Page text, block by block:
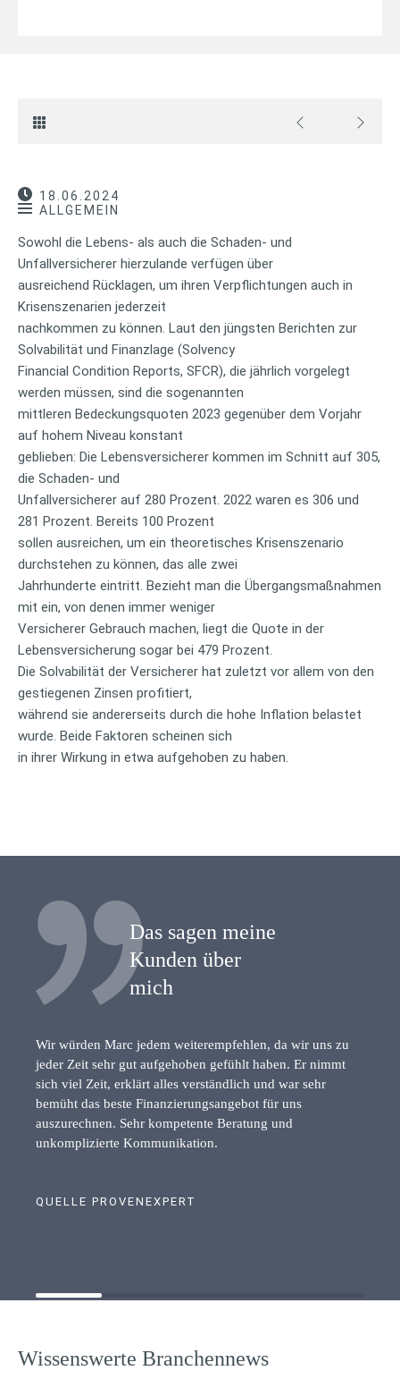
18.06.2024
ALLGEMEIN
Sowohl die Lebens- als auch die Schaden- und
Unfallversicherer hierzulande verfügen über
ausreichend Rücklagen, um ihren Verpflichtungen auch in
Krisenszenarien jederzeit
nachkommen zu können. Laut den jüngsten Berichten zur
Solvabilität und Finanzlage (Solvency
Financial Condition Reports, SFCR), die jährlich vorgelegt
werden müssen, sind die sogenannten
mittleren Bedeckungsquoten 2023 gegenüber dem Vorjahr
auf hohem Niveau konstant
geblieben: Die Lebensversicherer kommen im Schnitt auf 305,
die Schaden- und
Unfallversicherer auf 280 Prozent. 2022 waren es 306 und
281 Prozent. Bereits 100 Prozent
sollen ausreichen, um ein theoretisches Krisenszenario
durchstehen zu können, das alle zwei
Jahrhunderte eintritt. Bezieht man die Übergangsmaßnahmen
mit ein, von denen immer weniger
Versicherer Gebrauch machen, liegt die Quote in der
Lebensversicherung sogar bei 479 Prozent.
Die Solvabilität der Versicherer hat zuletzt vor allem von den
gestiegenen Zinsen profitiert,
während sie andererseits durch die hohe Inflation belastet
wurde. Beide Faktoren scheinen sich
in ihrer Wirkung in etwa aufgehoben zu haben.
Das sagen meine
Kunden über
mich
Wir würden Marc jedem weiterempfehlen, da wir uns zu
jeder Zeit sehr gut aufgehoben gefühlt haben. Er nimmt
sich viel Zeit, erklärt alles verständlich und war sehr
bemüht das beste Finanzierungsangebot für uns
auszurechnen. Sehr kompetente Beratung und
unkomplizierte Kommunikation.
QUELLE PROVENEXPERT
Wissenswerte Branchennews